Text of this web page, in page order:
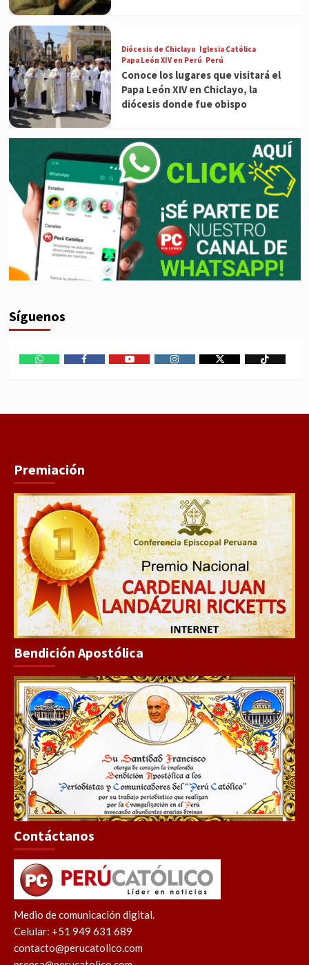
Diócesis de Chiclayo Iglesia Católica
Papa León XIV en Perú Perú
Conoce los lugares que visitará el
Papa León XIV en Chiclayo, la
diócesis donde fue obispo
Síguenos
Premiación
Bendición Apostólica
Contáctanos
Medio de comunicación digital.
Celular: +51 949 631 689
contacto@perucatolico.com